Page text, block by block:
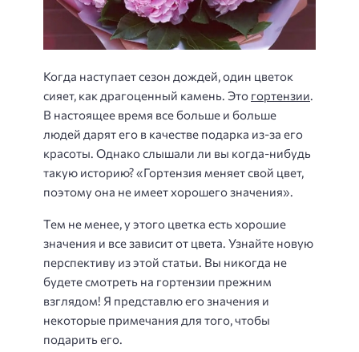
Когда наступает сезон дождей, один цветок
сияет, как драгоценный камень. Это гортензии.
В настоящее время все больше и больше
людей дарят его в качестве подарка из-за его
красоты. Однако слышали ли вы когда-нибудь
такую ​​историю? «Гортензия меняет свой цвет,
поэтому она не имеет хорошего значения».
Тем не менее, у этого цветка есть хорошие
значения и все зависит от цвета. Узнайте новую
перспективу из этой статьи. Вы никогда не
будете смотреть на гортензии прежним
взглядом! Я представлю его значения и
некоторые примечания для того, чтобы
подарить его.